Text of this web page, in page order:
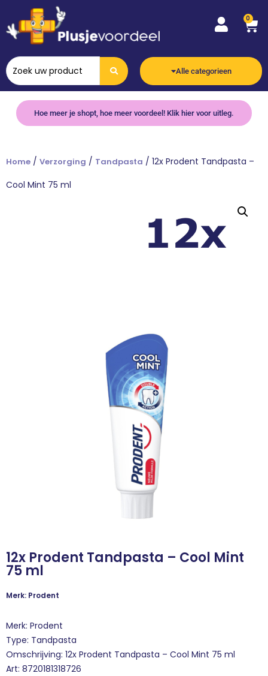
0
Alle categorieen
Hoe meer je shopt, hoe meer voordeel! Klik hier voor uitleg.
Home / Verzorging / Tandpasta / 12x Prodent Tandpasta –
Cool Mint 75 ml
12x Prodent Tandpasta – Cool Mint
75 ml
Merk: Prodent
Merk: Prodent
Type: Tandpasta
Omschrijving: 12x Prodent Tandpasta – Cool Mint 75 ml
Art: 8720181318726